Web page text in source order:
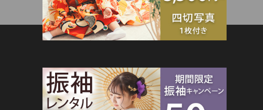
SITEMAP